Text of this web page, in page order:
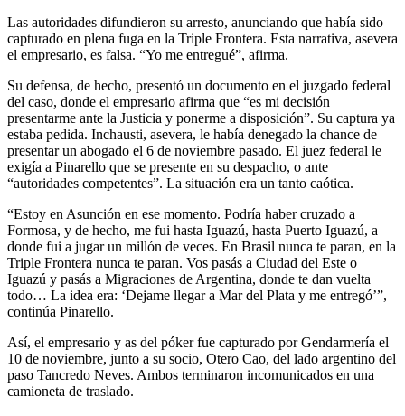
Las autoridades difundieron su arresto, anunciando que había sido
capturado en plena fuga en la Triple Frontera. Esta narrativa, asevera
el empresario, es falsa. “Yo me entregué”, afirma.
Su defensa, de hecho, presentó un documento en el juzgado federal
del caso, donde el empresario afirma que “es mi decisión
presentarme ante la Justicia y ponerme a disposición”. Su captura ya
estaba pedida. Inchausti, asevera, le había denegado la chance de
presentar un abogado el 6 de noviembre pasado. El juez federal le
exigía a Pinarello que se presente en su despacho, o ante
“autoridades competentes”. La situación era un tanto caótica.
“Estoy en Asunción en ese momento. Podría haber cruzado a
Formosa, y de hecho, me fui hasta Iguazú, hasta Puerto Iguazú, a
donde fui a jugar un millón de veces. En Brasil nunca te paran, en la
Triple Frontera nunca te paran. Vos pasás a Ciudad del Este o
Iguazú y pasás a Migraciones de Argentina, donde te dan vuelta
todo… La idea era: ‘Dejame llegar a Mar del Plata y me entregó’”,
continúa Pinarello.
Así, el empresario y as del póker fue capturado por Gendarmería el
10 de noviembre, junto a su socio, Otero Cao, del lado argentino del
paso Tancredo Neves. Ambos terminaron incomunicados en una
camioneta de traslado.